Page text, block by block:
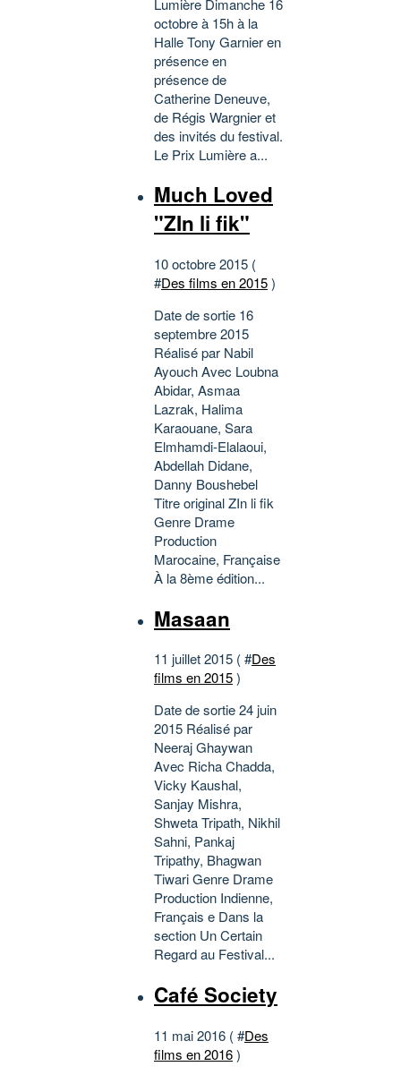
Lumière Dimanche 16
octobre à 15h à la
Halle Tony Garnier en
présence en
présence de
Catherine Deneuve,
de Régis Wargnier et
des invités du festival.
Le Prix Lumière a...
Much Loved
"ZIn li fik"
10 octobre 2015 (
#Des films en 2015)
Date de sortie 16
septembre 2015
Réalisé par Nabil
Ayouch Avec Loubna
Abidar, Asmaa
Lazrak, Halima
Karaouane, Sara
Elmhamdi-Elalaoui,
Abdellah Didane,
Danny Boushebel
Titre original ZIn li fik
Genre Drame
Production
Marocaine, Française
À la 8ème édition...
Masaan
11 juillet 2015 ( #Des
films en 2015)
Date de sortie 24 juin
2015 Réalisé par
Neeraj Ghaywan
Avec Richa Chadda,
Vicky Kaushal,
Sanjay Mishra,
Shweta Tripath, Nikhil
Sahni, Pankaj
Tripathy, Bhagwan
Tiwari Genre Drame
Production Indienne,
Français e Dans la
section Un Certain
Regard au Festival...
Café Society
11 mai 2016 ( #Des
films en 2016)